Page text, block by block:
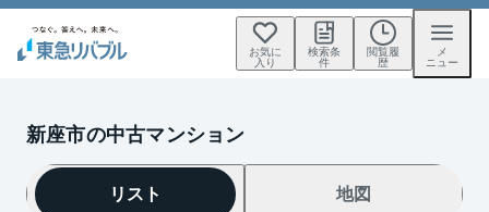
お気に
入り
検索条
件
閲覧履
歴
メ
ニュー
新座市の中古マンション
リスト 地図